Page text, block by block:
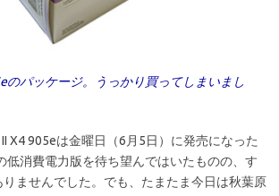
パッケージ。うっかり買ってしまいまし
X4 905eは金曜日（6月5日）に発売になった
低消費電力版を待ち望んではいたものの、す
りませんでした。でも、たまたま今日は秋葉原